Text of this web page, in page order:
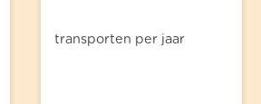
transporten per jaar